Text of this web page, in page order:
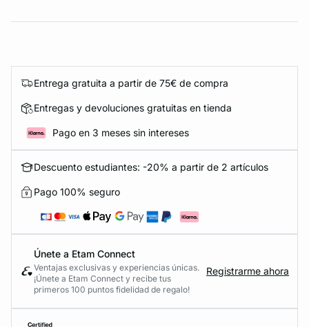
Entrega gratuita a partir de 75€ de compra
Entregas y devoluciones gratuitas en tienda
Pago en 3 meses sin intereses
Descuento estudiantes: -20% a partir de 2 artículos
Pago 100% seguro
Únete a Etam Connect
Ventajas exclusivas y experiencias únicas.
¡Únete a Etam Connect y recibe tus
primeros 100 puntos fidelidad de regalo!
Registrarme ahora